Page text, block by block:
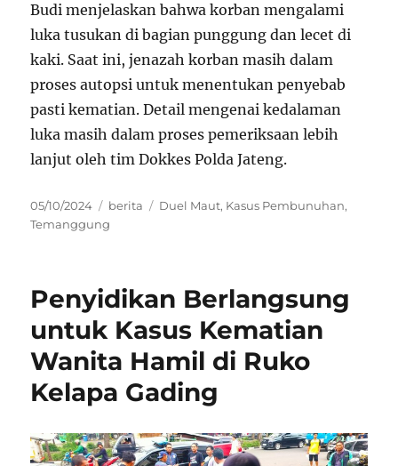
Budi menjelaskan bahwa korban mengalami
luka tusukan di bagian punggung dan lecet di
kaki. Saat ini, jenazah korban masih dalam
proses autopsi untuk menentukan penyebab
pasti kematian. Detail mengenai kedalaman
luka masih dalam proses pemeriksaan lebih
lanjut oleh tim Dokkes Polda Jateng.
Posted
on
05/10/2024 Categories
berita Tags
Duel Maut, Kasus Pembunuhan,
Temanggung
Penyidikan Berlangsung
untuk Kasus Kematian
Wanita Hamil di Ruko
Kelapa Gading